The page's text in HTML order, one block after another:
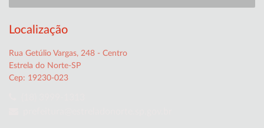
Localização
Rua Getúlio Vargas, 248 - Centro
Estrela do Norte-SP
Cep: 19230-023